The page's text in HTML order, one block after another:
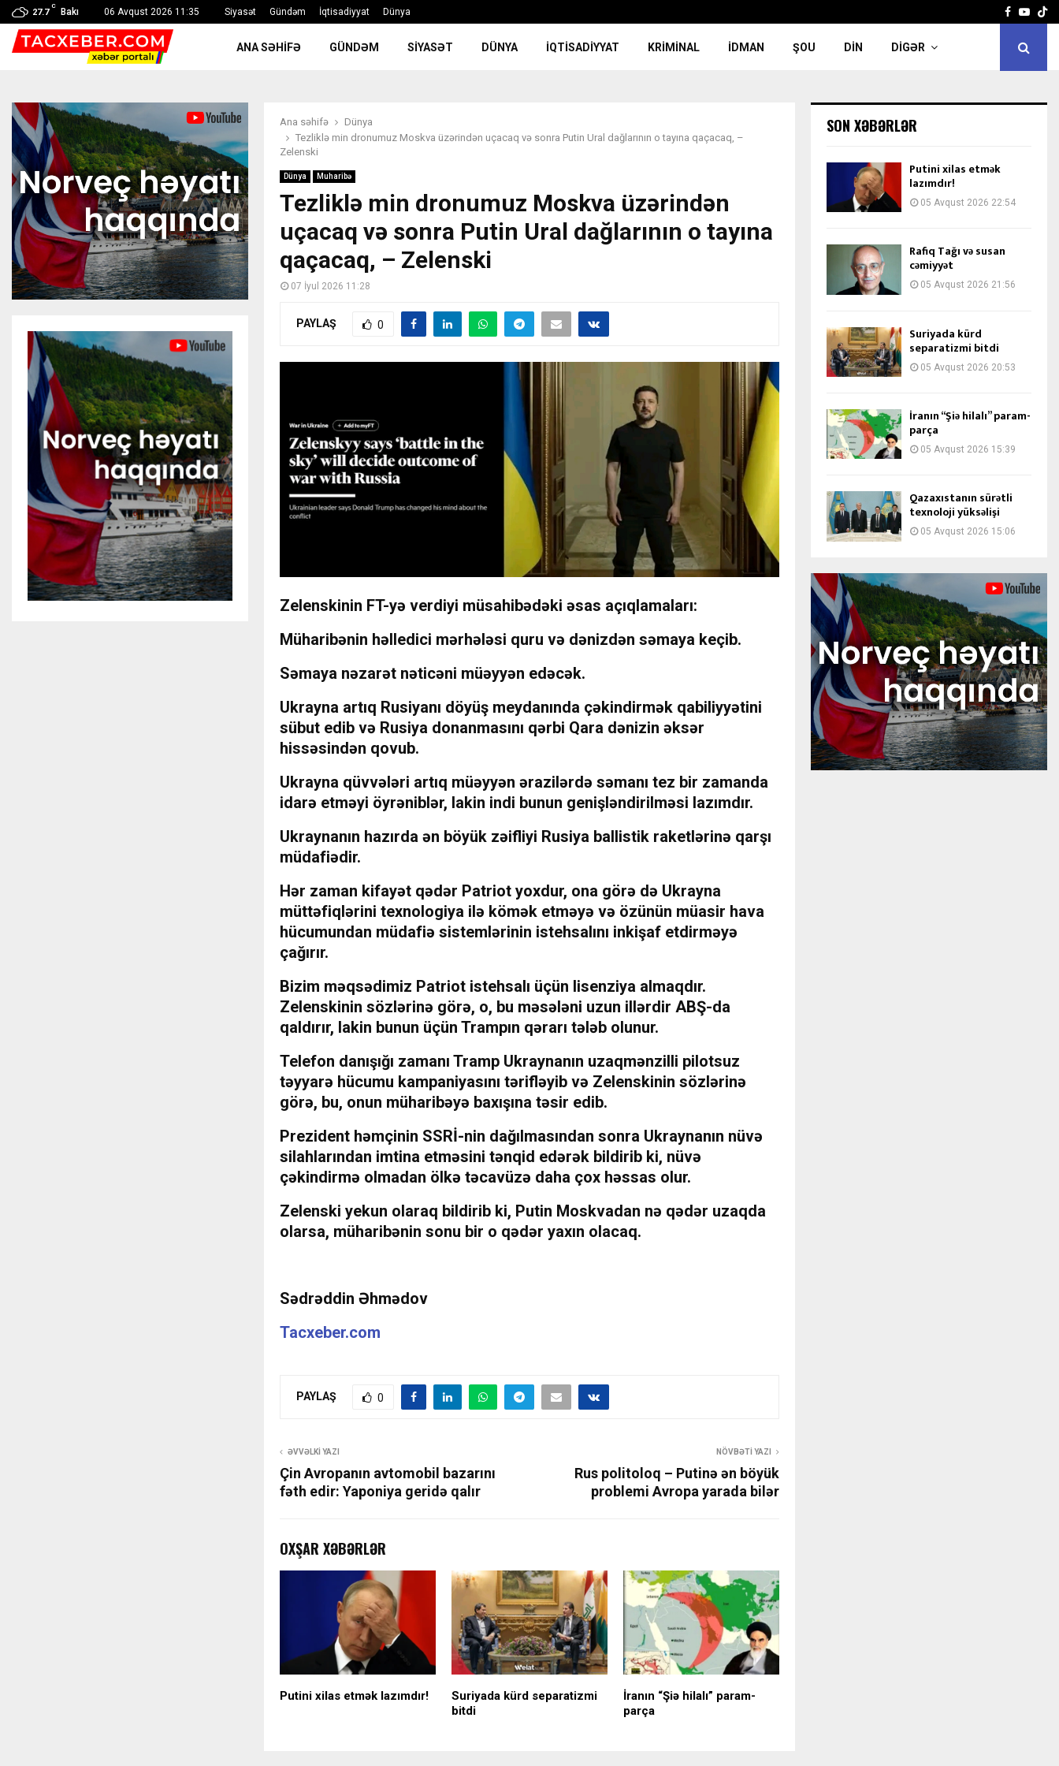
27.7
C
Bakı 06 Avqust 2026 11:35 Siyasət Gündəm İqtisadiyyat Dünya Facebook
ANA SƏHIFƏ GÜNDƏM SIYASƏT DÜNYA İQTISADIYYAT KRIMINAL İDMAN ŞOU DIN DIGƏR
Ana səhifə
Dünya
Tezliklə min dronumuz Moskva üzərindən uçacaq və sonra Putin Ural dağlarının o tayına qaçacaq, –
Zelenski
Dünya Muharibə
Tezliklə min dronumuz Moskva üzərindən
uçacaq və sonra Putin Ural dağlarının o tayına
qaçacaq, – Zelenski
07 İyul 2026 11:28
PAYLAŞ 0
Zelenskinin FT-yə verdiyi müsahibədəki əsas açıqlamaları:
Müharibənin həlledici mərhələsi quru və dənizdən səmaya keçib.
Səmaya nəzarət nəticəni müəyyən edəcək.
Ukrayna artıq Rusiyanı döyüş meydanında çəkindirmək qabiliyyətini
sübut edib və Rusiya donanmasını qərbi Qara dənizin əksər
hissəsindən qovub.
Ukrayna qüvvələri artıq müəyyən ərazilərdə səmanı tez bir zamanda
idarə etməyi öyrəniblər, lakin indi bunun genişləndirilməsi lazımdır.
Ukraynanın hazırda ən böyük zəifliyi Rusiya ballistik raketlərinə qarşı
müdafiədir.
Hər zaman kifayət qədər Patriot yoxdur, ona görə də Ukrayna
müttəfiqlərini texnologiya ilə kömək etməyə və özünün müasir hava
hücumundan müdafiə sistemlərinin istehsalını inkişaf etdirməyə
çağırır.
Bizim məqsədimiz Patriot istehsalı üçün lisenziya almaqdır.
Zelenskinin sözlərinə görə, o, bu məsələni uzun illərdir ABŞ-da
qaldırır, lakin bunun üçün Trampın qərarı tələb olunur.
Telefon danışığı zamanı Tramp Ukraynanın uzaqmənzilli pilotsuz
təyyarə hücumu kampaniyasını tərifləyib və Zelenskinin sözlərinə
görə, bu, onun müharibəyə baxışına təsir edib.
Prezident həmçinin SSRİ-nin dağılmasından sonra Ukraynanın nüvə
silahlarından imtina etməsini tənqid edərək bildirib ki, nüvə
çəkindirmə olmadan ölkə təcavüzə daha çox həssas olur.
Zelenski yekun olaraq bildirib ki, Putin Moskvadan nə qədər uzaqda
olarsa, müharibənin sonu bir o qədər yaxın olacaq.
Sədrəddin Əhmədov
Tacxeber.com
PAYLAŞ 0
ƏVVƏLKI YAZI
Çin Avropanın avtomobil bazarını
fəth edir: Yaponiya geridə qalır
NÖVBƏTI YAZI
Rus politoloq – Putinə ən böyük
problemi Avropa yarada bilər
OXŞAR XƏBƏRLƏR
Putini xilas etmək lazımdır!
Suriyada kürd separatizmi
bitdi
İranın “Şiə hilalı” param-
parça
SON XƏBƏRLƏR
Putini xilas etmək
lazımdır!
05 Avqust 2026 22:54
Rafiq Tağı və susan
cəmiyyət
05 Avqust 2026 21:56
Suriyada kürd
separatizmi bitdi
05 Avqust 2026 20:53
İranın “Şiə hilalı” param-
parça
05 Avqust 2026 15:39
Qazaxıstanın sürətli
texnoloji yüksəlişi
05 Avqust 2026 15:06